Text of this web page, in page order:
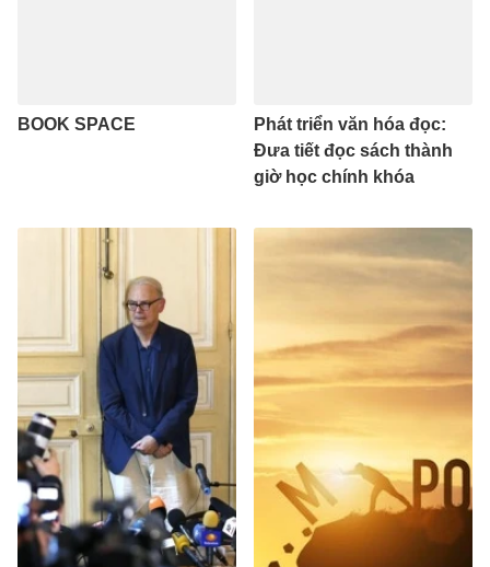
BOOK SPACE
Phát triển văn hóa đọc:
Đưa tiết đọc sách thành
giờ học chính khóa